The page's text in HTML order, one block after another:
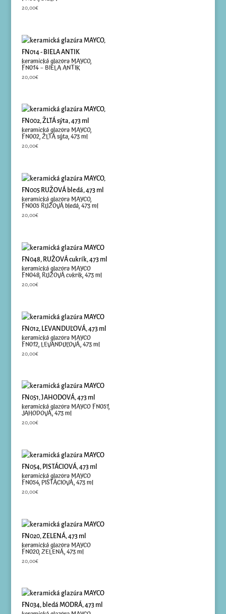
20,00€
keramická glazúra MAYCO,
FN014 – BIELA ANTIK
20,00€
keramická glazúra MAYCO,
FN002, ŽLTÁ sýta, 473 ml
20,00€
keramická glazúra MAYCO,
FN005 RUŽOVÁ bledá, 473 ml
20,00€
keramická glazúra MAYCO
FN048, RUŽOVÁ cukrík, 473 ml
20,00€
keramická glazúra MAYCO
FN012, LEVANDUĽOVÁ, 473 ml
20,00€
keramická glazúra MAYCO FN051,
JAHODOVÁ, 473 ml
20,00€
keramická glazúra MAYCO
FN054, PISTÁCIOVÁ, 473 ml
20,00€
keramická glazúra MAYCO
FN020, ZELENÁ, 473 ml
20,00€